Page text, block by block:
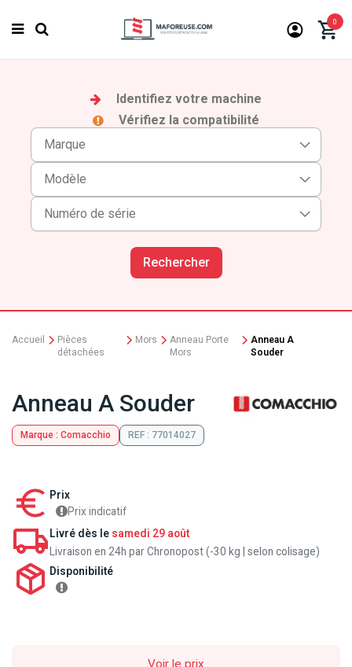
0
Identifiez votre machine
Vérifiez la compatibilité
Rechercher
Accueil
Pièces
détachées
Mors
Anneau Porte
Mors
Anneau A
Souder
Anneau A Souder
Marque : Comacchio REF : 77014027
Prix
Prix indicatif
Livré dès le samedi 29 août
Livraison en 24h par Chronopost (-30 kg | selon colisage)
Disponibilité
Voir le prix